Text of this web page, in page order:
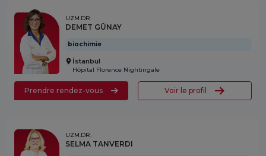
UZM.DR.
DEMET GÜNAY
biochimie
İstanbul
Hôpital Florence Nightingale
Prendre rendez-vous Voir le profil
UZM.DR.
SELMA TANVERDI